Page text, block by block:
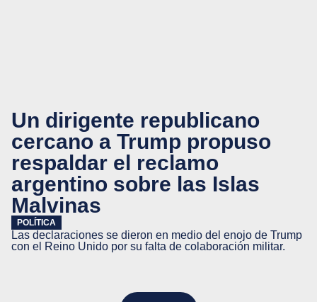
Un dirigente republicano
cercano a Trump propuso
respaldar el reclamo
argentino sobre las Islas
Malvinas
POLÍTICA
Las declaraciones se dieron en medio del enojo de Trump
con el Reino Unido por su falta de colaboración militar.